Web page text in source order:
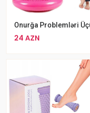
24 AZN